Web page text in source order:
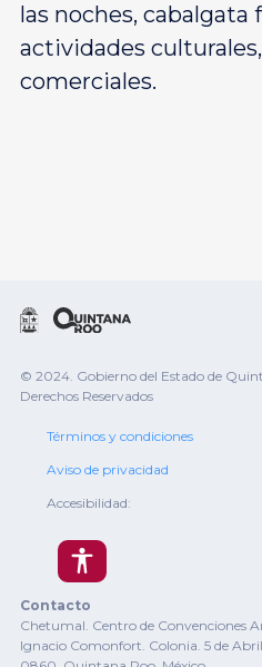
las noches, cabalgata
actividades
comerciales.
© 2024. Gobierno del Estado de
Derechos Reservados
Términos y condiciones
Aviso de privacidad
Accesibilidad:
Contacto
Chetumal. Centro de Convenciones
Ignacio Comonfort. Colonia. 5 de